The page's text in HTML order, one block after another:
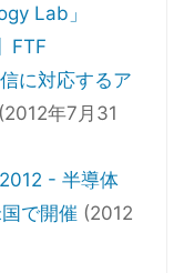
Lab」
FTF
に対応するア
(2012年7月31
- 半導体
で開催 (2012